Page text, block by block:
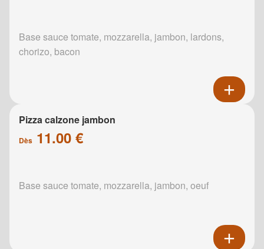
Base sauce tomate, mozzarella, jambon, lardons,
chorizo, bacon
Pizza calzone jambon
Dès 11.00 €
Base sauce tomate, mozzarella, jambon, oeuf